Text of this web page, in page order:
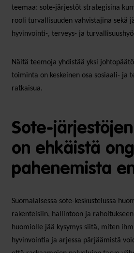
teemaa: sote-järjestöt strategisina
rooli turvallisuuden vahvistajina sekä
hyvinvointi-, terveys- ja
Näitä teemoja yhdistää yksi
toiminta on keskeinen osa sosiaali- ja
ratkaisua.
Sote-
on ehkäistä
pahenemista
Suomalaisessa sote-keskustelussa
rakenteisiin, hallintoon ja
huomiolle jää kysymys siitä, miten
hyvinvointia ja arjessa pärjäämistä